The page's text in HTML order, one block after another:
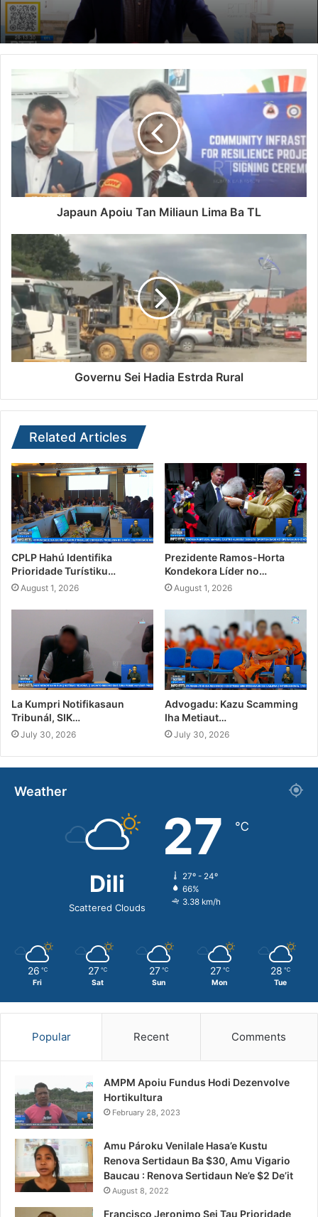
Japaun Apoiu Tan Miliaun Lima Ba TL
Governu Sei Hadia Estrda Rural
Related Articles
CPLP Hahú Identifika
Prioridade Turístiku…
August 1, 2026
Prezidente Ramos-Horta
Kondekora Líder no…
August 1, 2026
La Kumpri Notifikasaun
Tribunál, SIK…
July 30, 2026
Advogadu: Kazu Scamming
Iha Metiaut…
July 30, 2026
Weather
Dili
Scattered Clouds
27 ℃
27º - 24º
66%
3.38 km/h
26 ℃
Fri
27 ℃
Sat
27 ℃
Sun
27 ℃
Mon
28 ℃
Tue
Popular Recent Comments
AMPM Apoiu Fundus Hodi Dezenvolve
Hortikultura
February 28, 2023
Amu Pároku Venilale Hasa’e Kustu
Renova Sertidaun Ba $30, Amu Vigario
Baucau : Renova Sertidaun Ne’e $2 De’it
August 8, 2022
Francisco Jeronimo Sei Tau Prioridade